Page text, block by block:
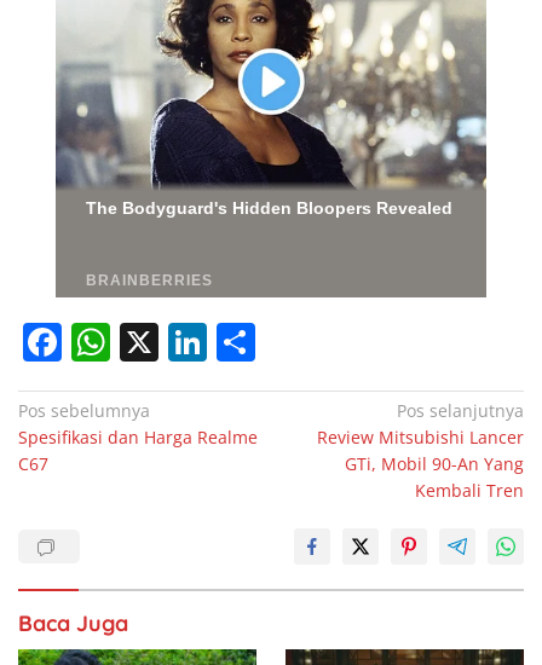
F
a
c
e
k
W
h
at
s
X Li
n
e
h
e
Navigasi
pos
Pos sebelumnya
Spesifikasi dan Harga Realme
C67
Pos selanjutnya
Review Mitsubishi Lancer
GTi, Mobil 90-An Yang
Kembali Tren
Baca Juga